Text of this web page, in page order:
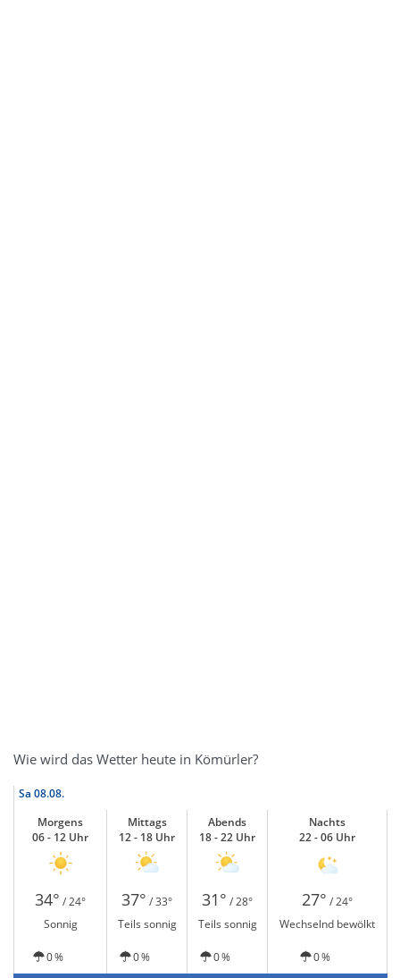
Wie wird das Wetter heute in Kömürler?
Sa 08.08.
Morgens
06 - 12 Uhr
Mittags
12 - 18 Uhr
Abends
18 - 22 Uhr
Nachts
22 - 06 Uhr
34° / 24° 37° / 33° 31° / 28° 27° / 24°
Sonnig
Teils sonnig Teils sonnig Wechselnd bewölkt
0 % 0 % 0 % 0 %